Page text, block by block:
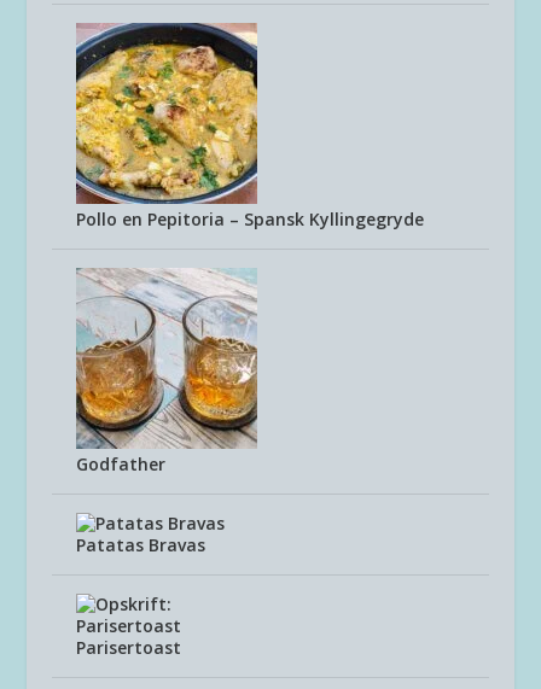
Pollo en Pepitoria – Spansk Kyllingegryde
Godfather
Patatas Bravas
Parisertoast